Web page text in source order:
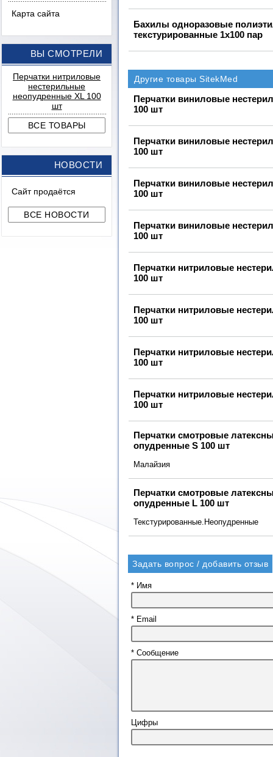
Карта сайта
ВЫ СМОТРЕЛИ
Перчатки нитриловые
нестерильные
неопудренные XL 100
шт
НОВОСТИ
Сайт продаётся
Бахилы одноразовые
текстурированные 1х100 пар
Другие товары SitekMed
Перчатки виниловые
100 шт
Перчатки виниловые
100 шт
Перчатки виниловые
100 шт
Перчатки виниловые
100 шт
Перчатки нитриловые
100 шт
Перчатки нитриловые
100 шт
Перчатки нитриловые
100 шт
Перчатки нитриловые
100 шт
Перчатки смотровые
опудренные S 100 шт
Малайзия
Перчатки смотровые
опудренные L 100 шт
Текстурированные.Неопудренные
Задать вопрос / добавить отзыв
* Имя
* Email
* Сообщение
Цифры